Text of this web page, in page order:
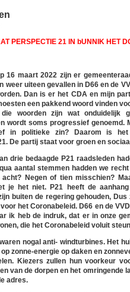
PERSPECTIE 21 IN bUNNIK HET
16 maart 2022 zijn er
weer uiteen gevallen in D66 en de
Dan is er het CDA en mijn
een pakkend woord vinden
woorden zijn wat onduidelijk
wordt soms progressief genoemd.
in politieke zin? Daarom is
De partij staat voor groen en
drie bedaagde P21 raadsleden
aantal stemmen hadden we
acht? Negen of tien misschien?
je het niet. P21 heeft de
buiten de regering gehouden,
het Coronabeleid. D66 en de
ik heb de indruk, dat er in onze
die het Coronabeleid voluit
nogal anti- windturbines. Het
zonne-energie op daken en
Kiezers zullen hun voorkeur
van de dorpen en het omringende
adres.